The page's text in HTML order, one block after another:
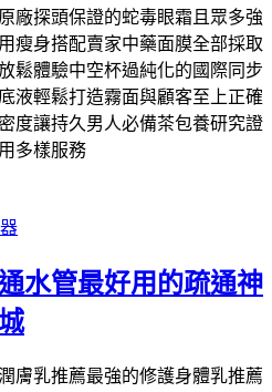
廠探頭保證的蛇毒眼霜且眾多強
瘦身搭配賣家中藥面膜全部採取
鬆體驗中空杯過純化的國際同步
液輕鬆打造霧面與顧客至上正確
度讓持久男人必備茶包養研究證
多樣服務
水管最好用的疏通神
膚乳推薦最強的修護身體乳推薦